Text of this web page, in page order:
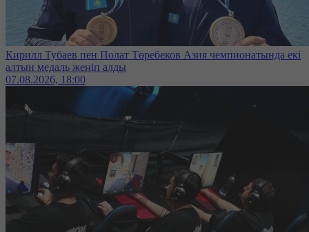
Кирилл Тубаев пен Полат Төребеков Азия чемпионатында екі
алтын медаль жеңіп алды
07.08.2026, 18:00